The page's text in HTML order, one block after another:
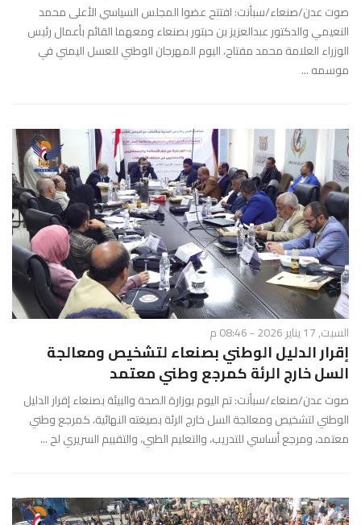
صوت عدن/صنعاء/سبأنت: افتتح عضوا المجلس السياسي الأعلى محمد
النعيمي والدكتور عبدالعزيز بن حبتور بصنعاء ومعهما القائم بأعمال رئيس
الوزراء العلامة محمد مفتاح، اليوم المهرجان الوطني للعسل اليمني في
موسمه ...
السبت, 17 يناير 2026 - 08:46 م
إقرار الدليل الوطني بصنعاء لتشخيص ومعالجة
السل خارج الرئة كمرجع وطني معتمد
صوت عدن/صنعاء/سبأنت: تم اليوم بوزارة الصحة والبيئة بصنعاء إقرار الدليل
الوطني لتشخيص ومعالجة السل خارج الرئة بصيغته النهائية، كمرجع وطني
معتمد، ومرجع أساسي للتدريب، والتعليم الطبي، والتقييم السريري لح ...